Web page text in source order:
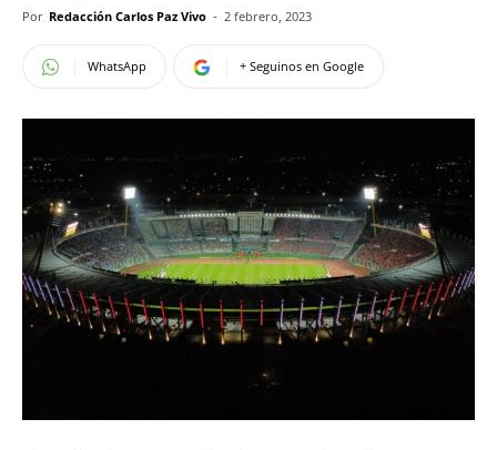
Por Redacción Carlos Paz Vivo - 2 febrero, 2023
WhatsApp + Seguinos en Google